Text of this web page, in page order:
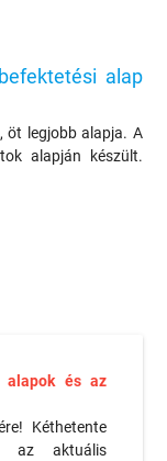
alap
öt legjobb alapja. A
alapján készült.
alapok és az
Kéthetente
az aktuális